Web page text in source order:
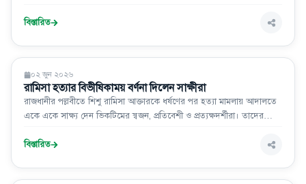
ভুক্তভোগীর কাছে নিঃশর্ত ক্ষমা চেয়েছে মামলার বাদীপক্ষ বিশ্বাস পোল্ট্রি অ্যান্ড ফ
বিস্তারিত
আইন-আদালত
০২ জুন ২০২৬
রামিসা হত্যার বিভীষিকাময় বর্ণনা দিলেন সাক্ষীরা
রাজধানীর পল্লবীতে শিশু রামিসা আক্তারকে ধর্ষণের পর হত্যা মামলায় আদালতে
একে একে সাক্ষ্য দেন ভিকটিমের স্বজন, প্রতিবেশী ও প্রত্যক্ষদর্শীরা। তাদের
বিস্তারিত